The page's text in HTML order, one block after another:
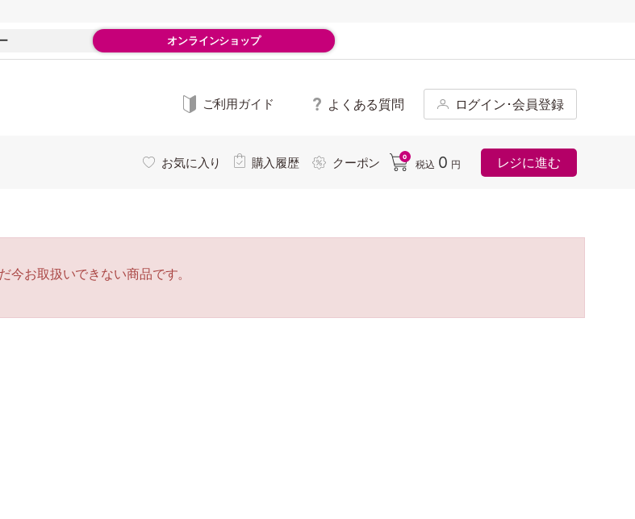
オンラインショップ
ご利用ガイド よくある質問 ログイン･会員登録
お気に入り 購入履歴 クーポン 0
税込 0 円 レジに進む
今お取扱いできない商品です。